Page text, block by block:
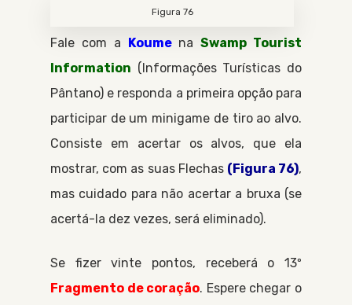
Figura 76
Fale com a KoumenaSwamp Tourist
Information
Informações Turísticas do
Pântano e responda a primeira opção para
participar de um minigame de tiro ao alvo.
Consiste em acertar os alvos, que ela
mostrar, com as suas Flechas (Figura 76),
mas cuidado para não acertar a bruxa (se
acertá-la dez vezes, será eliminado).
Se fizer vinte pontos, receberá o 13º
Fragmento de coração. Espere chegar o